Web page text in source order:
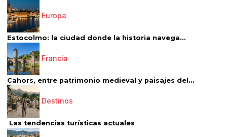
Europa
Estocolmo: la ciudad donde la historia navega...
Francia
Cahors, entre patrimonio medieval y paisajes del...
Destinos
Las tendencias turísticas actuales